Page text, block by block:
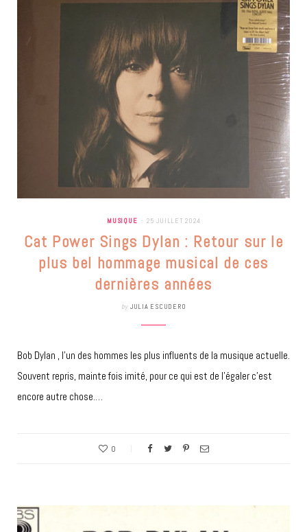
MUSIQUE 25 JUILLET 2024
Cat Power Sings Dylan : Retour sur le
plus bel hommage musical de ces
dernières années
by JULIA ESCUDERO
Bob Dylan , l’un des hommes les plus influents de la musique actuelle.
Souvent repris, mainte fois imité, pour ce qui est de l’égaler c’est
encore autre chose.…
0